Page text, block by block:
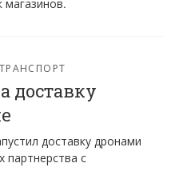
магазинов.
доставку
доставку дронами
партнерства с